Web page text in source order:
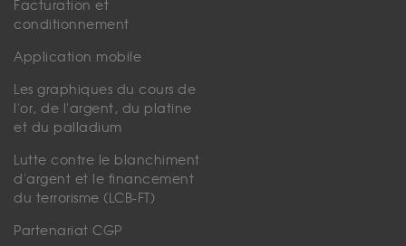
Facturation et
conditionnement
Application mobile
Les graphiques du cours de
l'or, de l'argent, du platine
et du palladium
Lutte contre le blanchiment
d'argent et le financement
du terrorisme (LCB-FT)
Partenariat CGP